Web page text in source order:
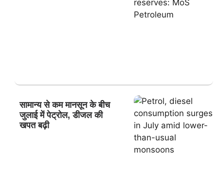
सामान्य से कम मानसून के बीच
जुलाई में पेट्रोल, डीजल की
खपत बढ़ी